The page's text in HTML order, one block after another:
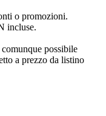
o promozioni.
incluse.
possibile
a prezzo da listino